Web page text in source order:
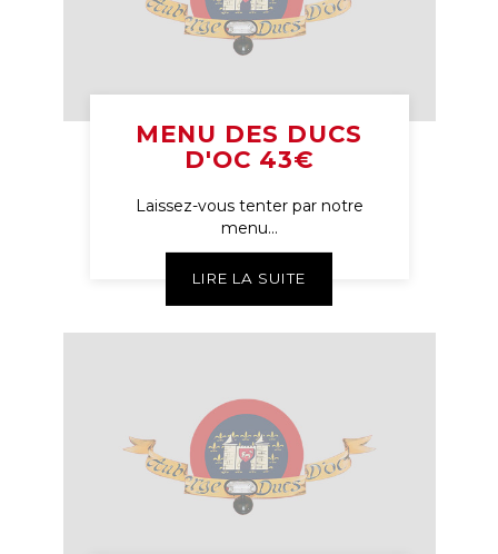
MENU DES DUCS
D'OC 43€
Laissez-vous tenter par notre
menu...
LIRE LA SUITE